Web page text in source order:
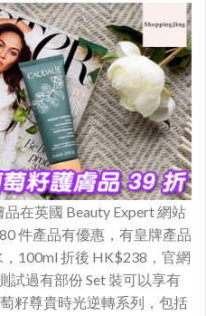
在英國 Beauty Expert 網站
件產品有優惠，有皇牌產品
，100ml 折後 HK$238，官網
試過有部份 Set 裝可以享有
籽尊貴時光逆轉系列，包括